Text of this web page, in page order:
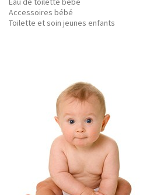
Accessoires bébé
Toilette et soin jeunes enfants